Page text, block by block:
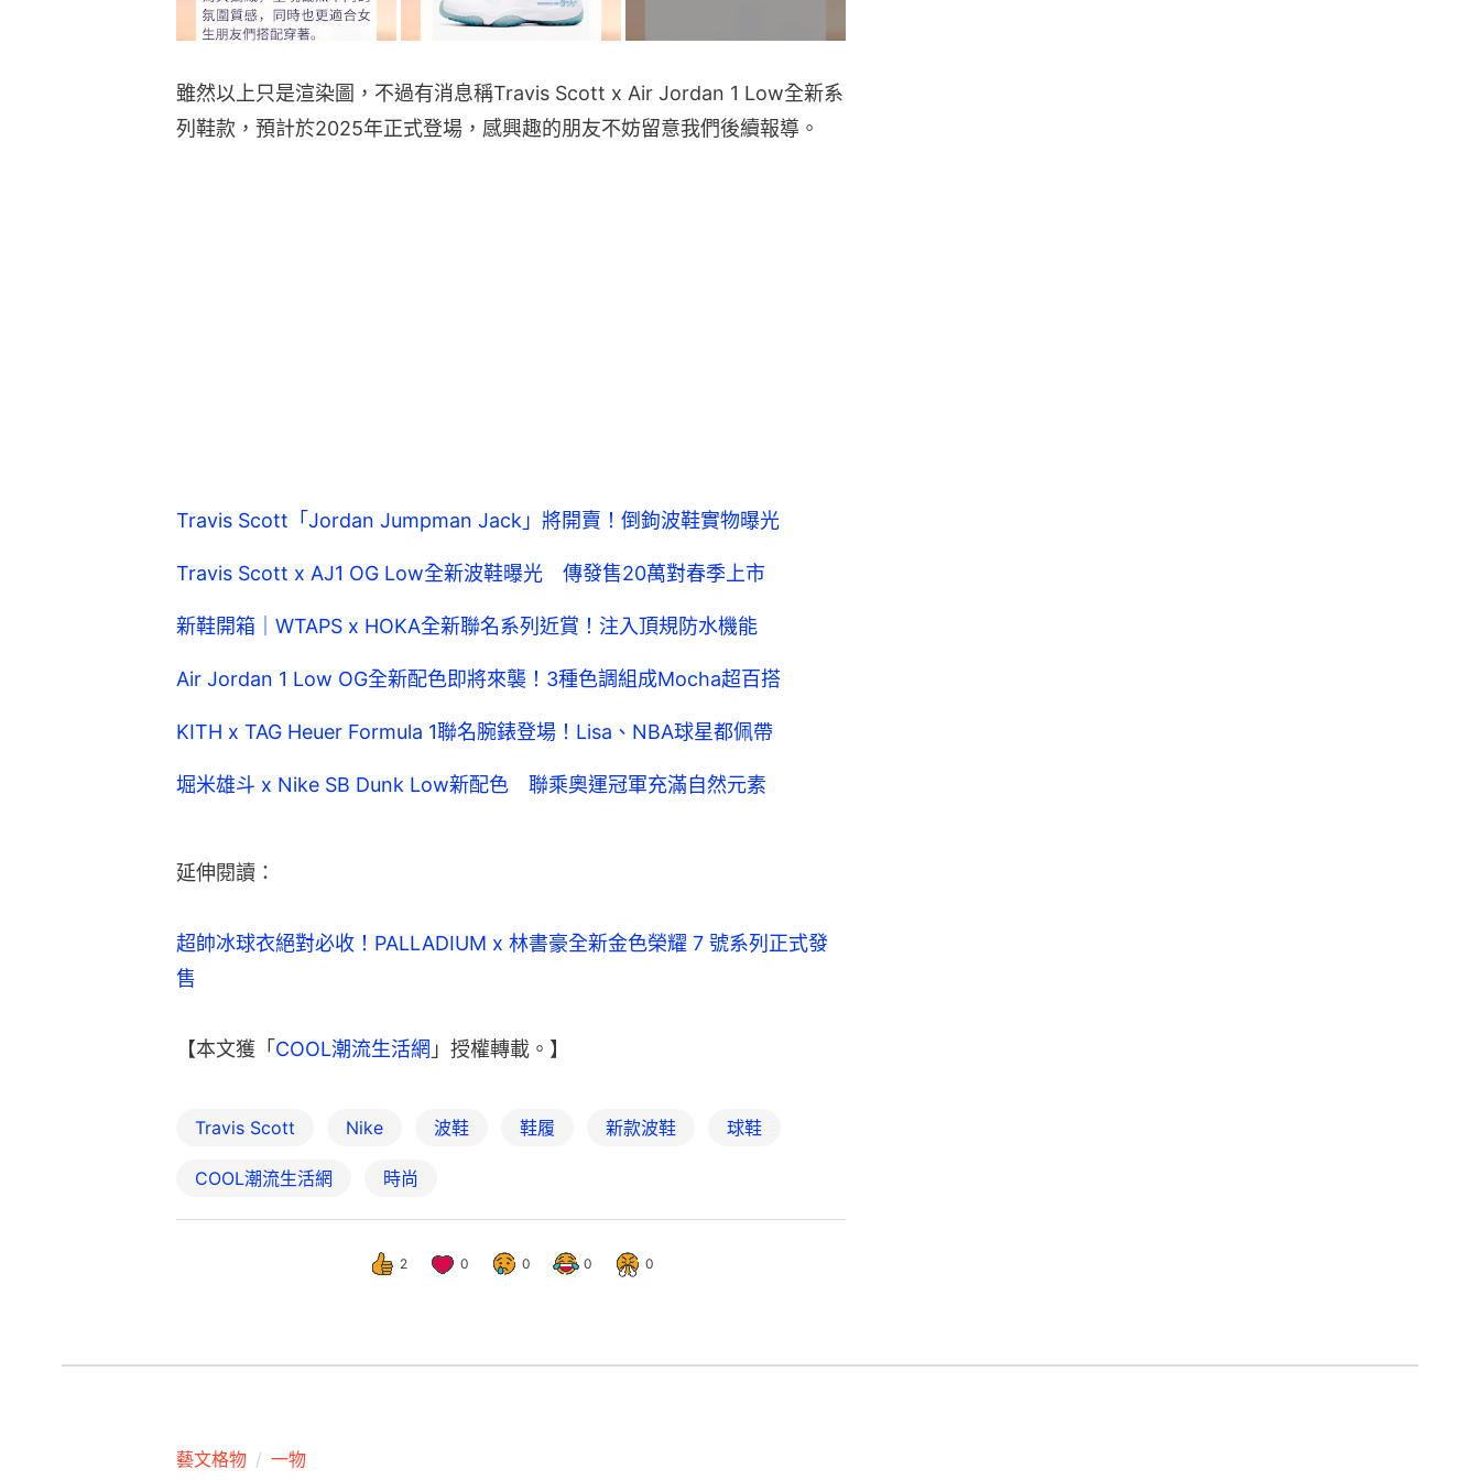
雖然以上只是渲染圖，不過有消息稱Travis Scott x Air Jordan 1 Low全新系
列鞋款，預計於2025年正式登場，感興趣的朋友不妨留意我們後續報導。
Travis Scott「Jordan Jumpman Jack」將開賣！倒鉤波鞋實物曝光
Travis Scott x AJ1 OG Low全新波鞋曝光 傳發售20萬對春季上市
新鞋開箱｜WTAPS x HOKA全新聯名系列近賞！注入頂規防水機能
Air Jordan 1 Low OG全新配色即將來襲！3種色調組成Mocha超百搭
KITH x TAG Heuer Formula 1聯名腕錶登場！Lisa、NBA球星都佩帶
堀米雄斗 x Nike SB Dunk Low新配色 聯乘奧運冠軍充滿自然元素
延伸閱讀：
超帥冰球衣絕對必收！PALLADIUM x 林書豪全新金色榮耀 7 號系列正式發
售
【本文獲「COOL潮流生活網 」授權轉載。】
Travis Scott Nike 波鞋 鞋履 新款波鞋 球鞋
COOL潮流生活網 時尚
2 0 0 0 0
藝文格物 一物